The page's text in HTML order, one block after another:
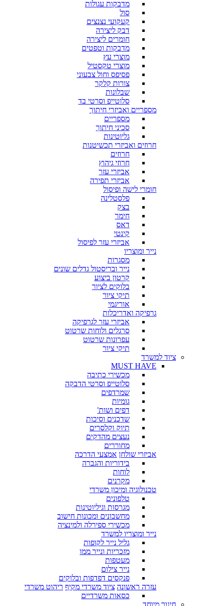
מדבקות עגולות
סול
קעקועי נצנצים
דבק ליצירה
חומרים ליצירה
מדבקות וטפטים
מוצרי עץ
מוצרי טקסטיל
פסיפס וחול צבעוני
צורות קלקר
שבלונות
סלוטייפ וסרטי בד
מספריים ואביזרי חיתוך
מספריים
סכיני חיתוך
גליוטינות
חרוזים ואביזרי תכשיטנות
חרוזים
חרוזי גיהוץ
אביזרי עזר
אביזרי תפירה
חומרי לישה ופיסול
פלסטלינה
בצק
חימר
דאס
קינטי
אביזרי עזר לפיסול
נייר ומוצריו
מסגרות
נייר ובריסטול גדלים שונים
קרטון ביצוע
בלוקים לציור
תיקי ציור
אוריגמי
גרפיקה ואדריכלות
אביזרי עזר לגרפיקה
סרגלים ולוחות שרטוט
עפרונות שרטוט
תיקי ציור
ציוד למשרד
MUST HAVE
מכשירי כתיבה
סלוטייפ וסרטי הדבקה
שמרדפים
גומיות
דפים ושות'
שדכנים וסיכות
תיוק וקלסרים
נעצים מהדקים
מחוררים
אביזרי שולחן אמצעי הדרכה
בידוריות והגברה
לוחות
מקרנים
טכנולוגיה ומיכון משרדי
טלפונים
מגרסות וגיליוטינות
מחשבונים ומכונות חישוב
מכשירי ספירלה ולמינציה
נייר ומוצריו למשרד
גליל נייר לקופות
מזכריות ונייר ממו
מעטפות
נייר צילום
פנקסים דפדפות ובלוקים
עזרה ראשונה ציוד משרדי מקיף ריהוט משרדי
כסאות משרדיים
חינוך מיוחד